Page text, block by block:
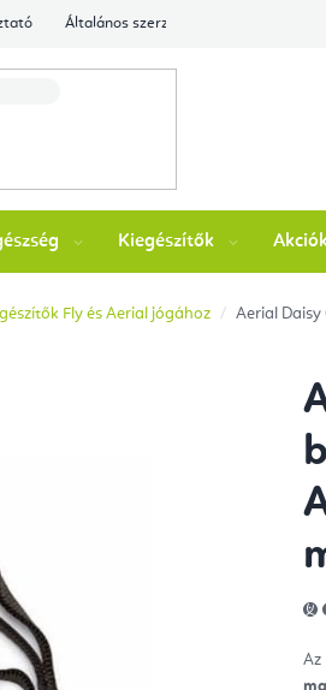
Általános szerződési feltételek
Kiegészítők
Fly és Aerial jógához
Aerial